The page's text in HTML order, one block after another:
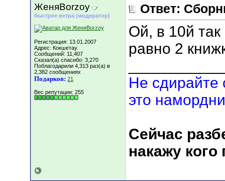
ЖеняBorzoy
быстрее ветра (модератор)
Регистрация: 13.01.2007
Адрес: Кокшетау.
Сообщений: 11,407
Сказал(а) спасибо: 3,270
Поблагодарили 4,313 раз(а) в
2,382 сообщениях
Подарков: 21
Вес репутации: 255
Ответ:
Ой, в 10й
равно 2
Не сдирайте
это
Сейчас
накажу кого